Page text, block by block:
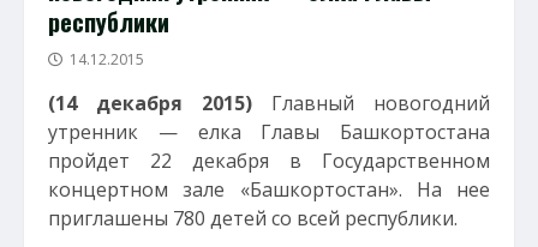
республики
14.12.2015
(14 декабря 2015) Главный новогодний
утренник — елка Главы Башкортостана
пройдет 22 декабря в Государственном
концертном зале «Башкортостан». На нее
приглашены 780 детей со всей республики.